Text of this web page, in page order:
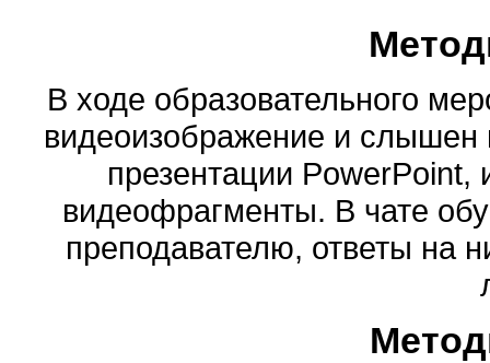
В ходе образовательного
видеоизображение и слышен
презентации PowerPoint,
видеофрагменты. В чате
преподавателю, ответы на